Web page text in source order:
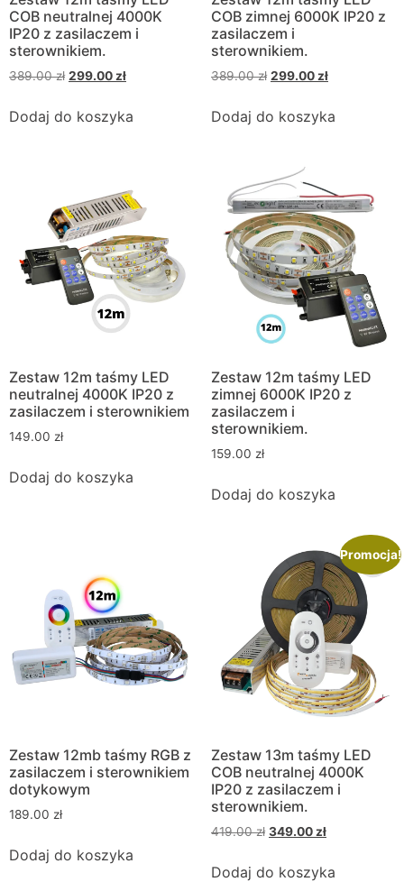
COB neutralnej 4000K
IP20 z zasilaczem i
sterownikiem.
389.00zł 299.00zł
Dodaj do koszyka
COB zimnej 6000K IP20 z
zasilaczem i
sterownikiem.
389.00zł 299.00zł
Dodaj do koszyka
Zestaw 12m taśmy LED
neutralnej 4000K IP20 z
zasilaczem i sterownikiem
149.00 zł
Dodaj do koszyka
Zestaw 12m taśmy LED
zimnej 6000K IP20 z
zasilaczem i
sterownikiem.
159.00 zł
Dodaj do koszyka
Zestaw 12mb taśmy RGB z
zasilaczem i sterownikiem
dotykowym
189.00 zł
Dodaj do koszyka
Promocja!
Zestaw 13m taśmy LED
COB neutralnej 4000K
IP20 z zasilaczem i
sterownikiem.
419.00zł 349.00 zł
Dodaj do koszyka